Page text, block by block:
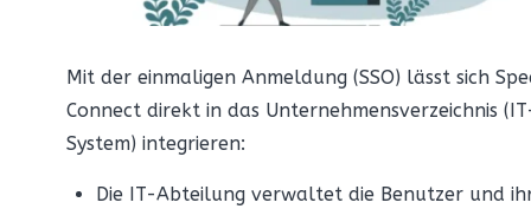
Mit der einmaligen Anmeldung (SSO) lässt sich
Connect direkt in das Unternehmensverzeichnis
System) integrieren:
Die IT-Abteilung verwaltet die Benutzer und